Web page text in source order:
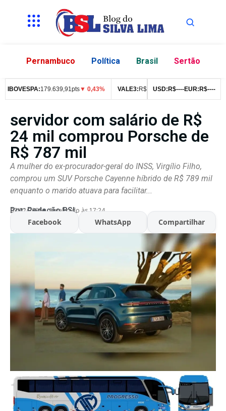
Pernambuco Política Brasil Sertão
179.639,91pts▼ 0,43% VALE3:R$76,99 ▼ 2,49% ITUB4:R$
USD: R$----EUR: R$----
servidor com salário de R$
24 mil comprou Porsche de
R$ 787 mil
A mulher do ex-procurador-geral do INSS, Virgílio Filho,
comprou um SUV Porsche Cayenne híbrido de R$ 789 mil
enquanto o marido atuava para facilitar...
Por:Redação BSL
07/02/2026 Atualizado às 17:24
Facebook WhatsApp Compartilhar